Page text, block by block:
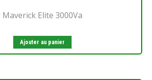
Maverick Elite 3000Va
Ajouter au panier